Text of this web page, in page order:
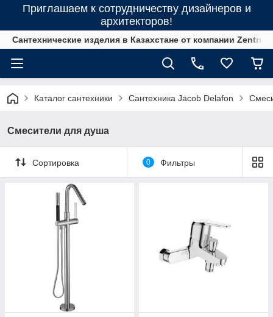
Приглашаем к сотрудничеству дизайнеров и
архитекторов!
Сантехнические изделия в Казахстане от компании Zentrum
Каталог сантехники Сантехника Jacob Delafon
Смесители для душа
Сортировка 0 Фильтры